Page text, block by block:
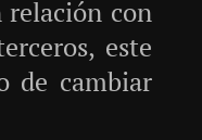
relación con
este
de cambiar